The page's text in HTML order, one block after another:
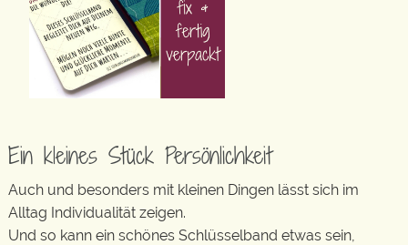
Ein kleines Stück Persönlichkeit
Auch und besonders mit kleinen Dingen lässt sich im
Alltag Individualität zeigen.
Und so kann ein schönes Schlüsselband etwas sein,